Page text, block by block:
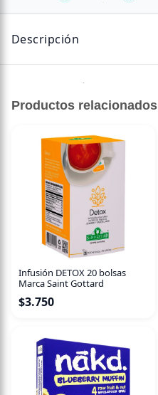
Descripción
Sin descripción disponible.
Productos relacionados
Infusión DETOX 20 bolsas
Marca Saint Gottard
$3.750